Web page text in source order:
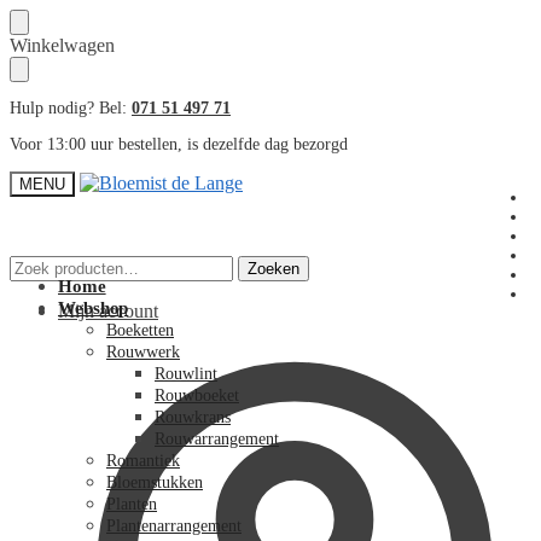
Skip
to
navigation
Skip
to
content
Winkelwagen
Hulp nodig? Bel: 071 51 497 71
Voor 13:00 uur bestellen, is dezelfde dag bezorgd
MENU
Zoeken
naar:
Zoeken
Mijn account
Home
Webshop
Boeketten
Rouwwerk
Rouwlint
Rouwboeket
Rouwkrans
Rouwarrangement
Romantiek
Bloemstukken
Planten
Plantenarrangement